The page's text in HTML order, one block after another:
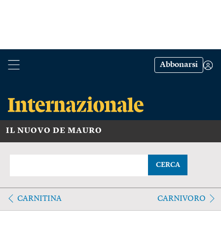
Abbonarsi
IL NUOVO DE MAURO
CERCA
CARNITINA CARNIVORO